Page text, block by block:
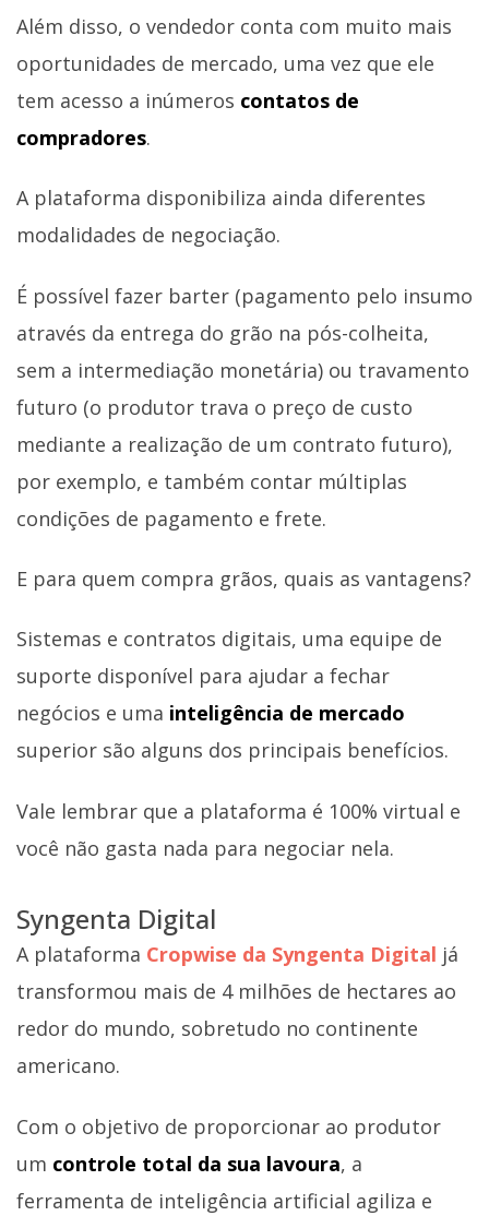
Além disso, o vendedor conta com muito mais
oportunidades de mercado, uma vez que ele
tem acesso a inúmeros contatos de
compradores.
A plataforma disponibiliza ainda diferentes
modalidades de negociação.
É possível fazer barter (pagamento pelo insumo
através da entrega do grão na pós-colheita,
sem a intermediação monetária) ou travamento
futuro (o produtor trava o preço de custo
mediante a realização de um contrato futuro),
por exemplo, e também contar múltiplas
condições de pagamento e frete.
E para quem compra grãos, quais as vantagens?
Sistemas e contratos digitais, uma equipe de
suporte disponível para ajudar a fechar
negócios e uma inteligência de mercado
superior são alguns dos principais benefícios.
Vale lembrar que a plataforma é 100% virtual e
você não gasta nada para negociar nela.
Syngenta Digital
A plataforma Cropwise da Syngenta Digital já
transformou mais de 4 milhões de hectares ao
redor do mundo, sobretudo no continente
americano.
Com o objetivo de proporcionar ao produtor
um controle total da sua lavoura, a
ferramenta de inteligência artificial agiliza e